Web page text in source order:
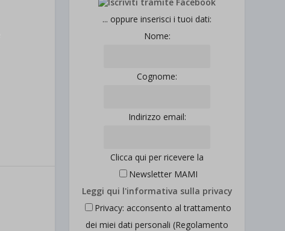
... oppure inserisci i tuoi dati:
Nome:
Cognome:
Indirizzo email:
Clicca qui per ricevere la
Newsletter MAMI
Leggi qui l'informativa sulla privacy
Privacy: acconsento al trattamento
dei miei dati personali (Regolamento